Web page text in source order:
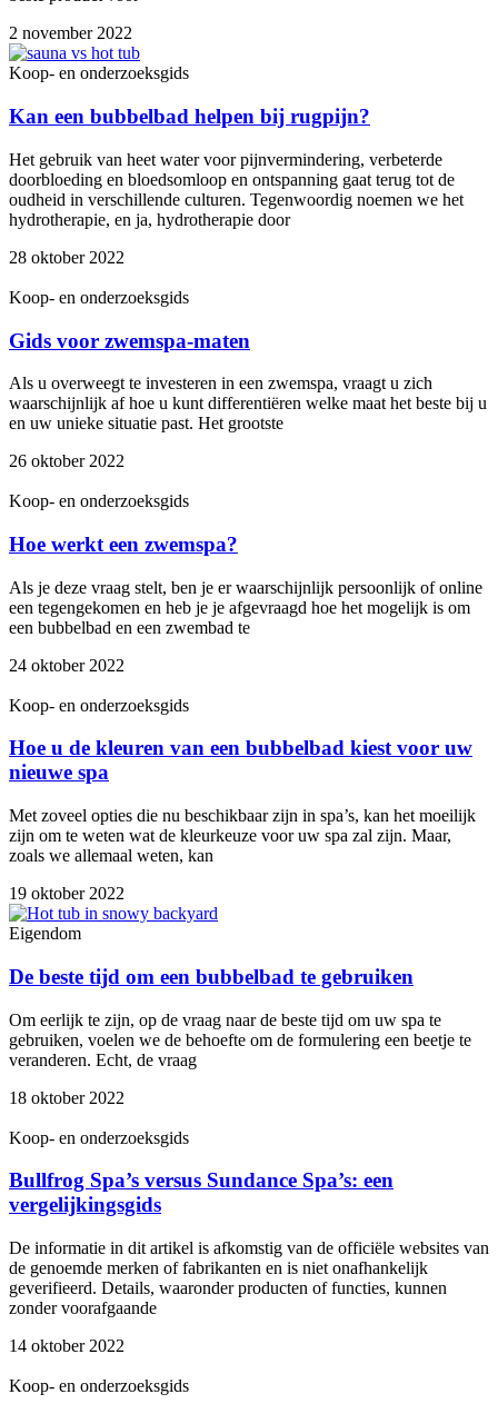
2 november 2022
Koop- en onderzoeksgids
Kan een bubbelbad helpen bij rugpijn?
Het gebruik van heet water voor pijnvermindering, verbeterde
doorbloeding en bloedsomloop en ontspanning gaat terug tot de
oudheid in verschillende culturen. Tegenwoordig noemen we het
hydrotherapie, en ja, hydrotherapie door
28 oktober 2022
Koop- en onderzoeksgids
Gids voor zwemspa-maten
Als u overweegt te investeren in een zwemspa, vraagt u zich
waarschijnlijk af hoe u kunt differentiëren welke maat het beste bij u
en uw unieke situatie past. Het grootste
26 oktober 2022
Koop- en onderzoeksgids
Hoe werkt een zwemspa?
Als je deze vraag stelt, ben je er waarschijnlijk persoonlijk of online
een tegengekomen en heb je je afgevraagd hoe het mogelijk is om
een bubbelbad en een zwembad te
24 oktober 2022
Koop- en onderzoeksgids
Hoe u de kleuren van een bubbelbad kiest voor uw
nieuwe spa
Met zoveel opties die nu beschikbaar zijn in spa’s, kan het moeilijk
zijn om te weten wat de kleurkeuze voor uw spa zal zijn. Maar,
zoals we allemaal weten, kan
19 oktober 2022
Eigendom
De beste tijd om een bubbelbad te gebruiken
Om eerlijk te zijn, op de vraag naar de beste tijd om uw spa te
gebruiken, voelen we de behoefte om de formulering een beetje te
veranderen. Echt, de vraag
18 oktober 2022
Koop- en onderzoeksgids
Bullfrog Spa’s versus Sundance Spa’s: een
vergelijkingsgids
De informatie in dit artikel is afkomstig van de officiële websites van
de genoemde merken of fabrikanten en is niet onafhankelijk
geverifieerd. Details, waaronder producten of functies, kunnen
zonder voorafgaande
14 oktober 2022
Koop- en onderzoeksgids